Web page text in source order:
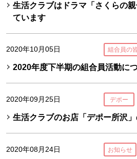
生活クラブはドラマ「さくらの
ています
2020年10月05日 組合員の
2020年度下半期の組合員活動に
2020年09月25日 デポー
生活クラブのお店「デポー所沢
2020年08月24日 お知らせ